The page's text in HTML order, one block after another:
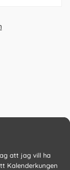
att jag vill ha
Kalenderkungen